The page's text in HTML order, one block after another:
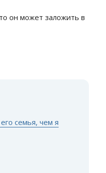
он может заложить в
семья, чем я